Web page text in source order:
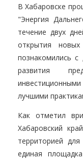
В Хабаровске
"Энергия
течение двух
открытия
познакомились с
развития
лучшими
Как отметил
Хабаровский
территорией
единая